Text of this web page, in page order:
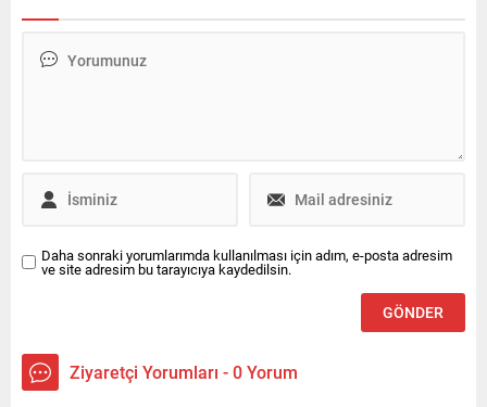
Daha sonraki yorumlarımda kullanılması için adım, e-posta adresim
ve site adresim bu tarayıcıya kaydedilsin.
Ziyaretçi Yorumları - 0 Yorum